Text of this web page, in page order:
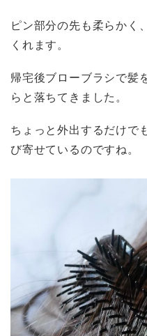
ピン部分の先も柔らかく
くれます。
帰宅後ブローブラシで髪
らと落ちてきました。
ちょっと外出するだけで
び寄せているのですね。